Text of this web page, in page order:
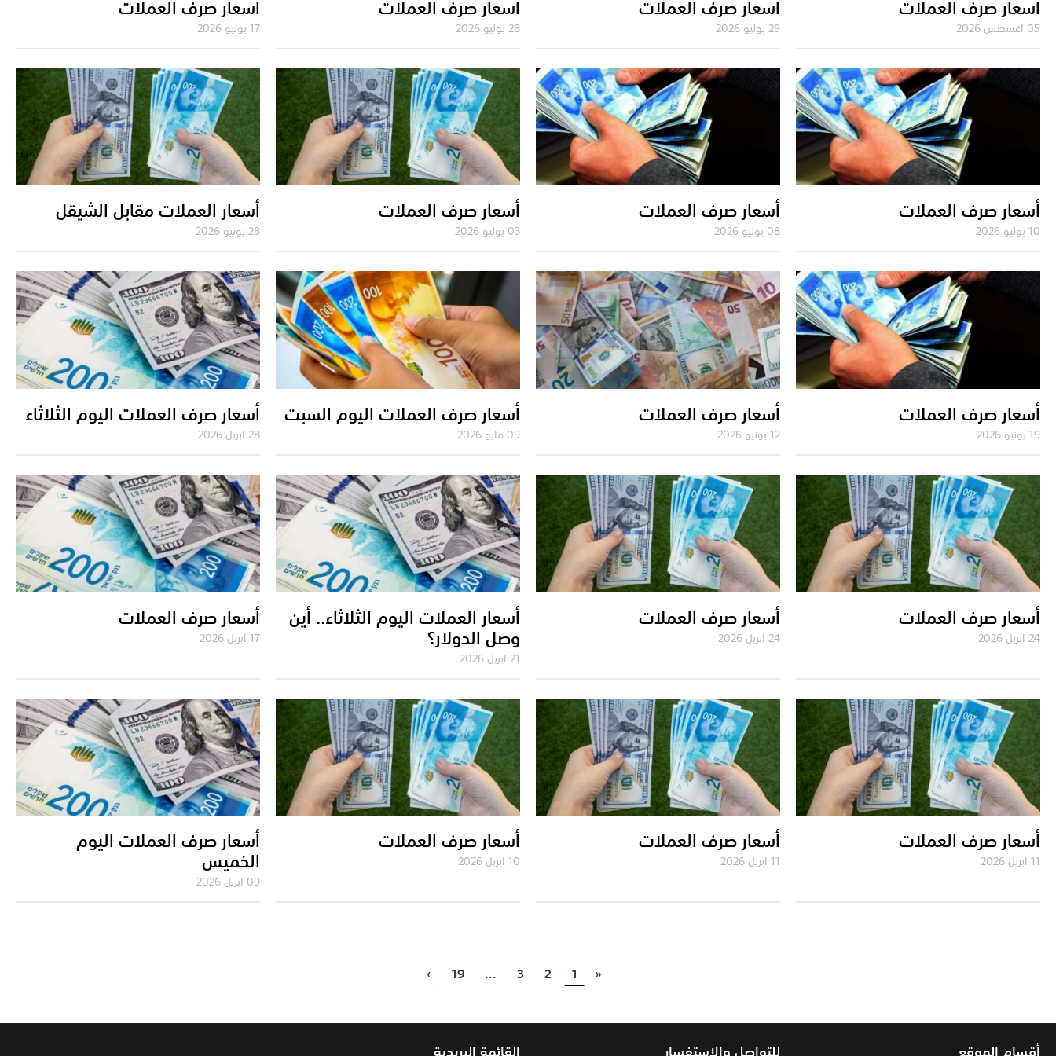
05 اغسطس 2026 29 يوليو 2026 28 يوليو 2026 17 يوليو 2026
أسعار صرف العملات
10 يوليو 2026
أسعار صرف العملات
08 يوليو 2026
أسعار صرف العملات
03 يوليو 2026
أسعار العملات مقابل الشيقل
28 يونيو 2026
أسعار صرف العملات
19 يونيو 2026
أسعار صرف العملات
12 يونيو 2026
أسعار صرف العملات اليوم السبت
09 مايو 2026
أسعار صرف العملات اليوم الثلاثاء
28 ابريل 2026
أسعار صرف العملات
24 ابريل 2026
أسعار صرف العملات
24 ابريل 2026
أسعار العملات اليوم الثلاثاء.. أين
وصل الدولار؟
21 ابريل 2026
أسعار صرف العملات
17 ابريل 2026
أسعار صرف العملات
11 ابريل 2026
أسعار صرف العملات
11 ابريل 2026
أسعار صرف العملات
10 ابريل 2026
أسعار صرف العملات اليوم
الخميس
09 ابريل 2026
«
1
2
3
...
19
›
أقسام الموقع للتواصل والاستفسار القائمة البريدية